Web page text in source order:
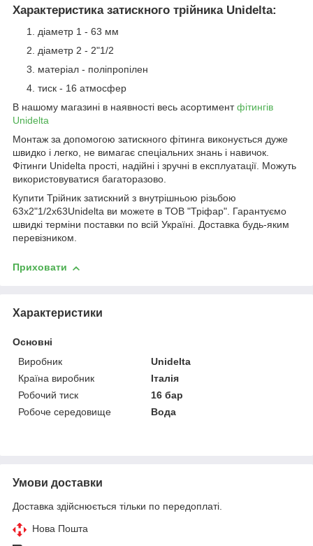
Характеристика затискного трійника Unidelta:
діаметр 1 - 63 мм
діаметр 2 - 2"1/2
матеріал - поліпропілен
тиск - 16 атмосфер
В нашому магазині в наявності весь асортиментфітингів
Unidelta
Монтаж за допомогою затискного фітинга виконується дуже
швидко і легко, не вимагає спеціальних знань і навичок.
Фітинги Unidelta прості, надійні і зручні в експлуатації. Можуть
використовуватися багаторазово.
Купити Трійник затискний з внутрішньою різьбою
63x2"1/2х63Unidelta ви можете в ТОВ "Тріфар". Гарантуємо
швидкі терміни поставки по всій Україні. Доставка будь-яким
перевізником.
Приховати
Характеристики
Основні
Виробник
Unidelta
Країна виробник
Італія
Робочий тиск
16 бар
Робоче середовище
Вода
Умови доставки
Доставка здійснюється тільки по передоплаті.
Нова Пошта